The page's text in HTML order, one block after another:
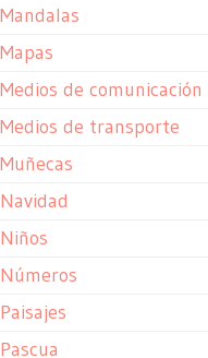
Mandalas
Mapas
Medios de comunicación
Medios de transporte
Muñecas
Navidad
Niños
Números
Paisajes
Pascua